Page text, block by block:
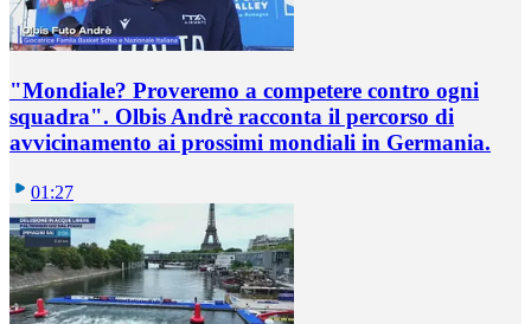
"Mondiale? Proveremo a competere contro ogni
squadra". Olbis Andrè racconta il percorso di
avvicinamento ai prossimi mondiali in Germania.
01:27